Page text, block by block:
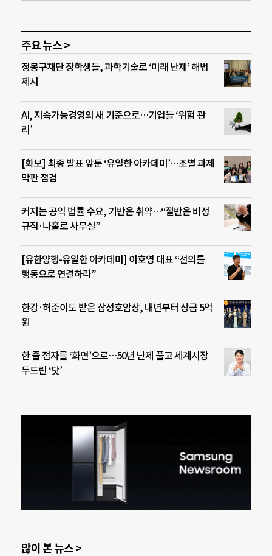
주요 뉴스 >
정몽구재단 장학생들, 과학기술로 ‘미래 난제’ 해법
제시
AI, 지속가능경영의 새 기준으로…기업들 ‘위험 관
리’
[화보] 최종 발표 앞둔 ‘유일한 아카데미’…조별 과제
막판 점검
커지는 공익 법률 수요, 기반은 취약…“절반은 비정
규직·나홀로 사무실”
[유한양행-유일한 아카데미] 이호영 대표 “선의를
행동으로 연결하라”
한강·허준이도 받은 삼성호암상, 내년부터 상금 5억
원
한 줄 점자를 ‘화면’으로…50년 난제 풀고 세계시장
두드린 ‘닷’
많이 본 뉴스 >